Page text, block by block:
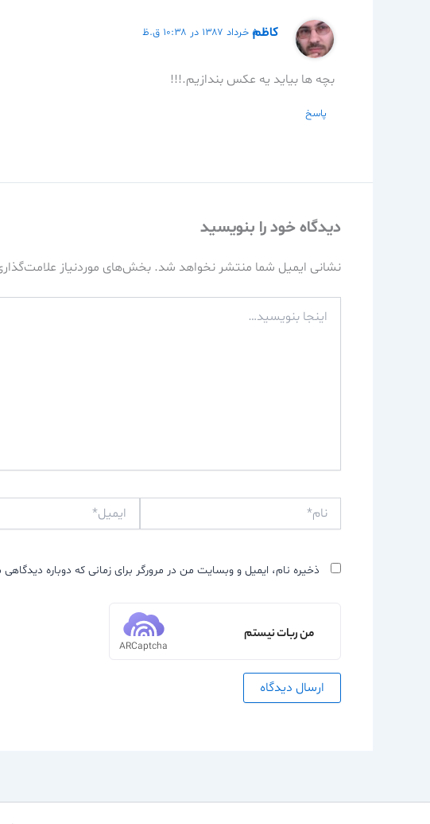
كاظم
۵ خرداد ۱۳۸۷ در ۱۰:۳۸ ق.ظ
بچه ها بيايد يه عكس بندازيم.!!!
پاسخ
دیدگاه‌ خود را بنویسید
نشانی ایمیل شما منتشر نخواهد شد. بخش‌های موردنیاز
بنویسید…
ذخیره نام، ایمیل و وبسایت من در مرورگر برای زمانی که دوباره
من ربات نیستم
ARCaptcha